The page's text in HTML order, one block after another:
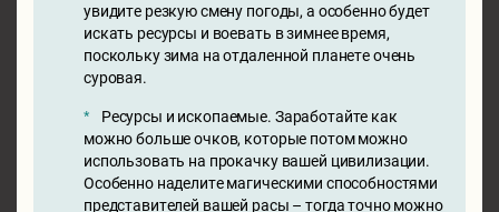
увидите резкую смену погоды, а особенно будет
искать ресурсы и воевать в зимнее время,
поскольку зима на отдаленной планете очень
суровая.
Ресурсы и ископаемые. Заработайте как
можно больше очков, которые потом можно
использовать на прокачку вашей цивилизации.
Особенно наделите магическими способностями
представителей вашей расы – тогда точно можно